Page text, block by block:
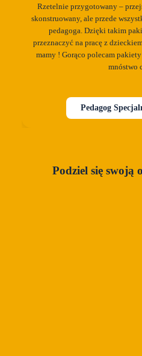
Rzetelnie przygotowany –
skonstruowany, ale przede
pedagoga. Dzięki takim
przeznaczyć na pracę z
mamy ! Gorąco polecam
mnóstwo
Pedagog
Podziel się swoją